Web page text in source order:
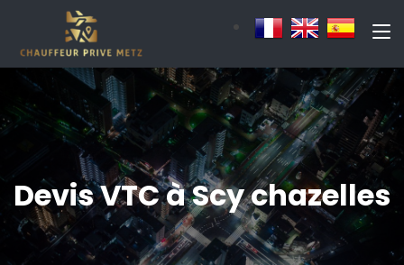
Devis VTC à Scy chazelles